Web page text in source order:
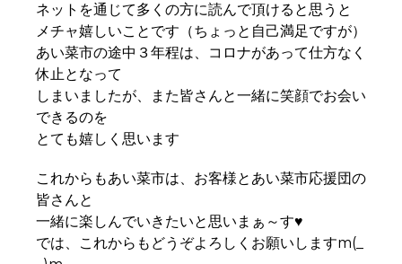
ネットを通じて多くの方に読んで頂けると思うと
メチャ嬉しいことです（ちょっと自己満足ですが）
あい菜市の途中３年程は、コロナがあって仕方なく
休止となって
しまいましたが、また皆さんと一緒に笑顔でお会い
できるのを
とても嬉しく思います
これからもあい菜市は、お客様とあい菜市応援団の
皆さんと
一緒に楽しんでいきたいと思いまぁ～す♥
では、これからもどうぞよろしくお願いしますm(_